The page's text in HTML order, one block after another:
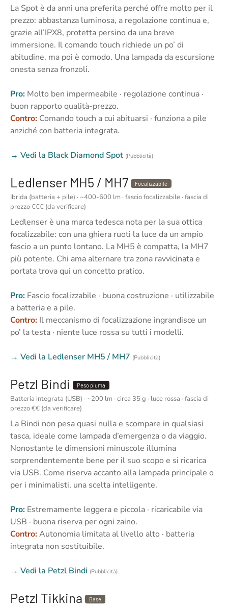
La Spot è da anni una preferita perché offre molto per il
prezzo: abbastanza luminosa, a regolazione continua e,
grazie all’IPX8, protetta persino da una breve
immersione. Il comando touch richiede un po’ di
abitudine, ma poi è comodo. Una lampada da escursione
onesta senza fronzoli.
Pro: Molto ben impermeabile · regolazione continua ·
buon rapporto qualità-prezzo.
Contro: Comando touch a cui abituarsi · funziona a pile
anziché con batteria integrata.
→ Vedi la Black Diamond Spot (Pubblicità)
Ledlenser MH5 / MH7 Focalizzabile
Ibrida (batteria + pile) · ~400-600 lm · fascio focalizzabile · fascia di
prezzo €€€ (da verificare)
Ledlenser è una marca tedesca nota per la sua ottica
focalizzabile: con una ghiera ruoti la luce da un ampio
fascio a un punto lontano. La MH5 è compatta, la MH7
più potente. Chi ama alternare tra zona ravvicinata e
portata trova qui un concetto pratico.
Pro: Fascio focalizzabile · buona costruzione · utilizzabile
a batteria e a pile.
Contro: Il meccanismo di focalizzazione ingrandisce un
po’ la testa · niente luce rossa su tutti i modelli.
→ Vedi la Ledlenser MH5 / MH7 (Pubblicità)
Petzl Bindi Peso piuma
Batteria integrata (USB) · ~200 lm · circa 35 g · luce rossa · fascia di
prezzo €€ (da verificare)
La Bindi non pesa quasi nulla e scompare in qualsiasi
tasca, ideale come lampada d’emergenza o da viaggio.
Nonostante le dimensioni minuscole illumina
sorprendentemente bene per il suo scopo e si ricarica
via USB. Come riserva accanto alla lampada principale o
per i minimalisti, una scelta intelligente.
Pro: Estremamente leggera e piccola · ricaricabile via
USB · buona riserva per ogni zaino.
Contro:Autonomia limitata al livello alto · batteria
integrata non sostituibile.
→ Vedi la Petzl Bindi (Pubblicità)
Petzl Tikkina Base